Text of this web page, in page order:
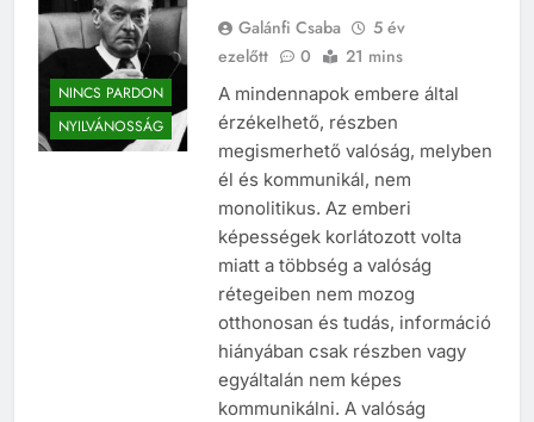
NINCS PARDON
NYILVÁNOSSÁG
Galánfi Csaba
5 év
ezelőtt
0 21 mins
A mindennapok embere által
érzékelhető, részben
megismerhető valóság, melyben
él és kommunikál, nem
monolitikus. Az emberi
képességek korlátozott volta
miatt a többség a valóság
rétegeiben nem mozog
otthonosan és tudás, információ
hiányában csak részben vagy
egyáltalán nem képes
kommunikálni. A valóság